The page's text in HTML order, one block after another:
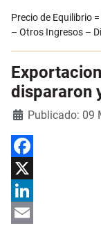
Precio de Equilibrio
– Otros Ingresos –
dispararon
DetallesPublicado: 09
Facebook
X
LinkedIn